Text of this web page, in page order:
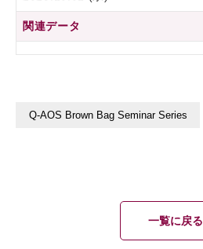
関連データ
Q-AOS Brown Bag Seminar Series
一覧に戻る